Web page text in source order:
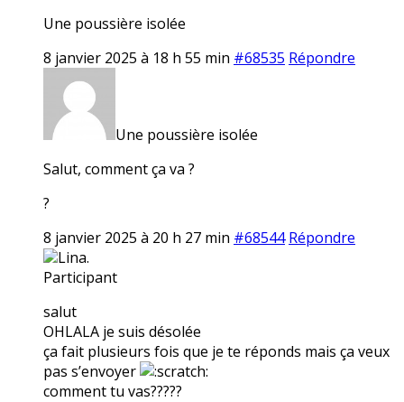
Une poussière isolée
8 janvier 2025 à 18 h 55 min #68535 Répondre
Une poussière isolée
Salut, comment ça va ?
?
8 janvier 2025 à 20 h 27 min #68544 Répondre
Lina.
Participant
salut
OHLALA je suis désolée
ça fait plusieurs fois que je te réponds mais ça veux
pas s’envoyer
comment tu vas?????